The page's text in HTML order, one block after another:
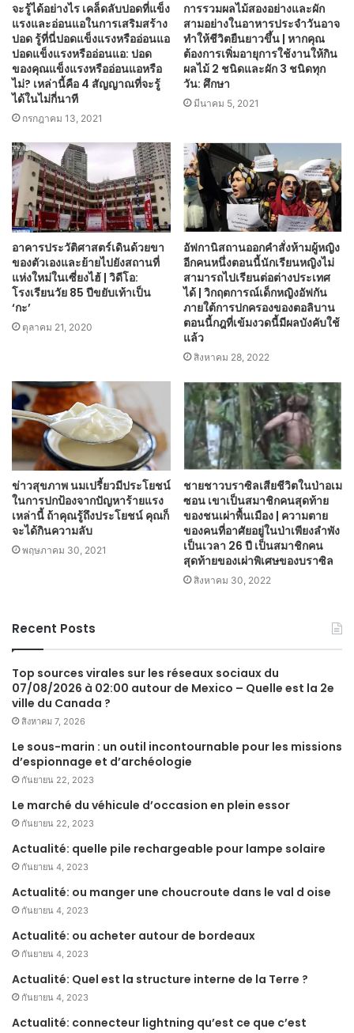
จะรู้ได้อย่างไร เคล็ดลับปอดที่แข็ง
แรงและอ่อนแอในการเสริมสร้าง
ปอด รู้ที่นี่ปอดแข็งแรงหรืออ่อนแอ
ปอดแข็งแรงหรืออ่อนแอ: ปอด
ของคุณแข็งแรงหรืออ่อนแอหรือ
ไม่? เหล่านี้คือ 4 สัญญาณที่จะรู้
ได้ในไม่กี่นาที
กรกฎาคม 13, 2021
การรวมผลไม้สองอย่างและผัก
สามอย่างในอาหารประจำวันอาจ
ทำให้ชีวิตยืนยาวขึ้น | หากคุณ
ต้องการเพิ่มอายุการใช้งานให้กิน
ผลไม้ 2 ชนิดและผัก 3 ชนิดทุก
วัน: ศึกษา
มีนาคม 5, 2021
อาคารประวัติศาสตร์เดินด้วยขา
ของตัวเองและย้ายไปยังสถานที่
แห่งใหม่ในเซี่ยงไฮ้ | วิดีโอ:
โรงเรียนวัย 85 ปีขยับเท้าเป็น
‘กะ’
ตุลาคม 21, 2020
อัฟกานิสถานออกคำสั่งห้ามผู้หญิง
อีกคนหนึ่งตอนนี้นักเรียนหญิงไม่
สามารถไปเรียนต่อต่างประเทศ
ได้ | วิกฤตการณ์เด็กหญิงอัฟกัน
ภายใต้การปกครองของตอลิบาน
ตอนนี้กฎที่เข้มงวดนี้มีผลบังคับใช้
แล้ว
สิงหาคม 28, 2022
ข่าวสุขภาพ นมเปรี้ยวมีประโยชน์
ในการปกป้องจากปัญหาร้ายแรง
เหล่านี้ ถ้าคุณรู้ถึงประโยชน์ คุณก็
จะได้กินความลับ
พฤษภาคม 30, 2021
ชายชาวบราซิลเสียชีวิตในป่าอเม
ซอน เขาเป็นสมาชิกคนสุดท้าย
ของชนเผ่าพื้นเมือง | ความตาย
ของคนที่อาศัยอยู่ในป่าเพียงลำพัง
เป็นเวลา 26 ปี เป็นสมาชิกคน
สุดท้ายของเผ่าพิเศษของบราซิล
สิงหาคม 30, 2022
Recent Posts
Top sources virales sur les réseaux sociaux du
07/08/2026 à 02:00 autour de Mexico – Quelle est la 2e
ville du Canada ?
สิงหาคม 7, 2026
Le sous-marin : un outil incontournable pour les missions
d’espionnage et d’archéologie
กันยายน 22, 2023
Le marché du véhicule d’occasion en plein essor
กันยายน 22, 2023
Actualité: quelle pile rechargeable pour lampe solaire
กันยายน 4, 2023
Actualité: ou manger une choucroute dans le val d oise
กันยายน 4, 2023
Actualité: ou acheter autour de bordeaux
กันยายน 4, 2023
Actualité: Quel est la structure interne de la Terre ?
กันยายน 4, 2023
Actualité: connecteur lightning qu’est ce que c’est